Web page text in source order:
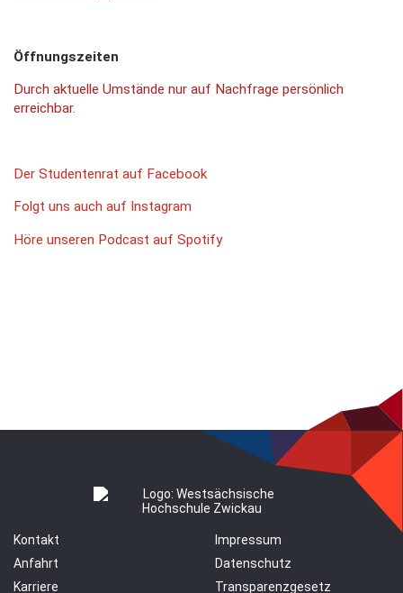
Öffnungszeiten
Durch aktuelle Umstände nur auf Nachfrage persönlich
erreichbar.
Der Studentenrat auf Facebook
Folgt uns auch auf Instagram
Höre unseren Podcast auf Spotify
Kontakt
Anfahrt
Karriere
Impressum
Datenschutz
Transparenzgesetz